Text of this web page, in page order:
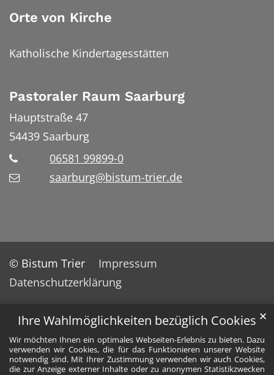
Ihre Wahlmöglichkeiten bezüglich Cookies
Wir möchten Ihnen ein optimales Webseiten-Erlebnis zu bieten. Dazu
verwenden wir Cookies, die für das Funktionieren unserer Website
notwendig sind. Mit Ihrer Zustimmung verwenden wir auch Cookies,
die zur Anzeige externer Inhalte oder zu anonymen Statistikzwecken
✕
Orte von Kirche
Katholische Kindertagesstätten
Pastoraler Raum Saarburg
Hauptstraße 47
54439 Saarburg
06581 99899-0
saarburg@bistum-trier.de
© Bistum Trier
Impressum
Datenschutzerklärung